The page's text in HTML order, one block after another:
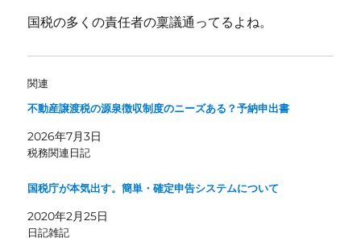
国税の多くの責任者の稟議通ってるよね。
関連
不動産譲渡税の源泉徴収制度のニーズある？予納申出書
2026年7月3日
税務関連日記
国税庁が本気出す。簡単・確定申告システムについて
2020年2月25日
日記雑記